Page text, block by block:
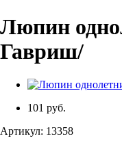
Люпин
Гавриш/
101 руб.
Артикул: 13358